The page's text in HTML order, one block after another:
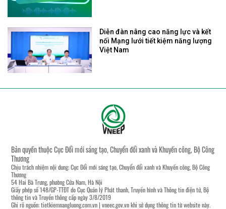
Diễn đàn nâng cao năng lực và kết
nối Mạng lưới tiết kiệm năng lượng
Việt Nam
Bản quyền thuộc Cục Đổi mới sáng tạo, Chuyển đổi xanh và Khuyến công, Bộ Công
Thương
Chịu trách nhiệm nội dung: Cục Đổi mới sáng tạo, Chuyển đổi xanh và Khuyến công, Bộ Công
Thương
54 Hai Bà Trưng, phường Cửa Nam, Hà Nội
Giấy phép số 148/GP-TTĐT do Cục Quản lý Phát thanh, Truyền hình và Thông tin điện tử, Bộ
thông tin và Truyền thông cấp ngày 3/8/2019
Ghi rõ nguồn:tietkiemnangluong.com.vn| vneec.gov.vnkhi sử dụng thông tin từ website này.